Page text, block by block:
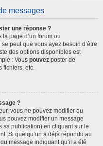
messages
une réponse ?
page d’un forum ou
peut que vous ayez besoin d’être
des options disponibles est
: Vous pouvez poster de
fichiers, etc.
?
vous ne pouvez modifier ou
pouvez modifier un message
sa publication) en cliquant sur le
Si quelqu’un a déjà répondu au
message indiquant qu’il a été